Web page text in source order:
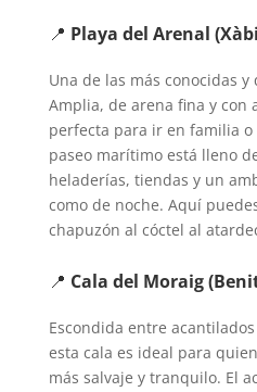
📍 Playa del Arenal
Una de las más conocidas
Amplia, de arena fina y con
perfecta para ir en familia o
paseo marítimo está lleno
heladerías, tiendas y un
como de noche. Aquí
chapuzón al cóctel al
📍 Cala del Moraig
Escondida entre
esta cala es ideal para
más salvaje y tranquilo. El